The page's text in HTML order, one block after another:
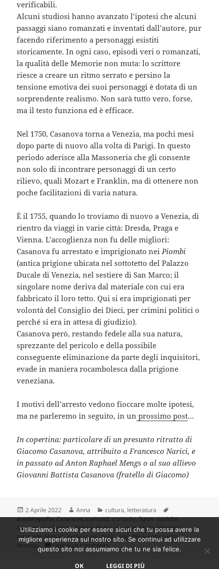
verificabili.
Alcuni studiosi hanno avanzato l’ipotesi che alcuni
passaggi siano romanzati e inventati dall’autore, pur
facendo riferimento a personaggi esistiti
storicamente. In ogni caso, episodi veri o romanzati,
la qualità delle Memorie non muta: lo scrittore
riesce a creare un ritmo serrato e persino la
tensione emotiva dei suoi personaggi è dotata di un
sorprendente realismo. Non sarà tutto vero, forse,
ma il testo funziona ed è efficace.
Nel 1750, Casanova torna a Venezia, ma pochi mesi
dopo parte di nuovo alla volta di Parigi. In questo
periodo aderisce alla Massoneria che gli consente
non solo di incontrare personaggi di un certo
rilievo, quali Mozart e Franklin, ma di ottenere non
poche facilitazioni di varia natura.
È il 1755, quando lo troviamo di nuovo a Venezia, di
rientro da viaggi in varie città: Dresda, Praga e
Vienna. L’accoglienza non fu delle migliori:
Casanova fu arrestato e imprigionato nei Piombi
(antica prigione ubicata nel sottotetto del Palazzo
Ducale di Venezia, nel sestiere di San Marco; il
singolare nome deriva dal materiale con cui era
fabbricato il loro tetto. Qui si era imprigionati per
volontà del Consiglio dei Dieci, per crimini politici o
perché si era in attesa di giudizio).
Casanova però, restando fedele alla sua natura,
sprezzante del pericolo e della possibile
conseguente eliminazione da parte degli inquisitori,
evade in maniera rocambolesca dalla prigione
veneziana.
I motivi dell’arresto vedono fioccare molte ipotesi,
ma ne parleremo in seguito, in un prossimo post…
In copertina: particolare di un presunto ritratto di
Giacomo Casanova, attribuito a Francesco Narici, e
in passato ad Anton Raphael Mengs o al suo allievo
Giovanni Battista Casanova (fratello di Giacomo)
Scritto
il
2 Aprile 2022 Autore
Anna Categorie
cultura, letteratura
autobiografia,Casanova,curiosità,curiosity,figure storiche,
Giacomo Casanova,Histoire de ma vie,letteratura ,libertino,
memorie, Mozart,personaggi storici,seduttore,settecento,
Venezia
Lascia un commentosu Giacomo Casanova: la vita
Utilizziamo i cookie per essere sicuri che tu possa avere la
migliore esperienza sul nostro sito. Se continui ad utilizzare
questo sito noi assumiamo che tu ne sia felice.
OK LEGGI DI PIÙ